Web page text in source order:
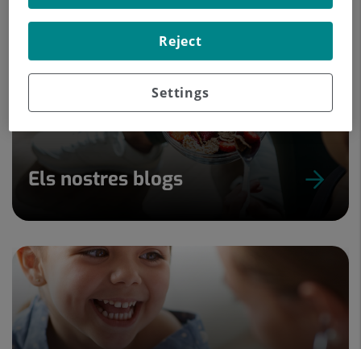
Els nostres blogs
Settings
Reject